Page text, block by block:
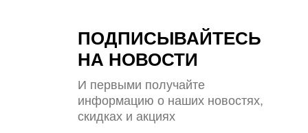
ПОДПИСЫВАЙТЕСЬ
НА НОВОСТИ
И первыми получайте
информацию о наших новостях,
скидках и акциях